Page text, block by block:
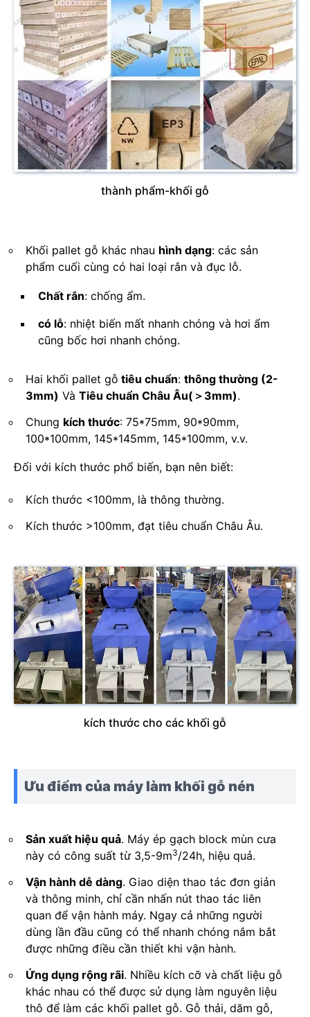
thành phẩm-khối gỗ
Khối pallet gỗ khác nhau hình dạng: các sản
phẩm cuối cùng có hai loại rắn và đục lỗ.
Chất rắn: chống ẩm.
có lỗ: nhiệt biến mất nhanh chóng và hơi ẩm
cũng bốc hơi nhanh chóng.
Hai khối pallet gỗ tiêu chuẩn: thông thường (2-
3mm) Và Tiêu chuẩn Châu Âu(＞3mm).
Chung kích thước: 75*75mm, 90*90mm,
100*100mm, 145*145mm, 145*100mm, v.v.
Đối với kích thước phổ biến, bạn nên biết:
Kích thước <100mm, là thông thường.
Kích thước >100mm, đạt tiêu chuẩn Châu Âu.
kích thước cho các khối gỗ
Ưu điểm của máy làm khối gỗ nén
Sản xuất hiệu quả. Máy ép gạch block mùn cưa
này có công suất từ ​​3,5-9m3/24h, hiệu quả.
Vận hành dễ dàng. Giao diện thao tác đơn giản
và thông minh, chỉ cần nhấn nút thao tác liên
quan để vận hành máy. Ngay cả những người
dùng lần đầu cũng có thể nhanh chóng nắm bắt
được những điều cần thiết khi vận hành.
Ứng dụng rộng rãi. Nhiều kích cỡ và chất liệu gỗ
khác nhau có thể được sử dụng làm nguyên liệu
thô để làm các khối pallet gỗ. Gỗ thải, dăm gỗ,